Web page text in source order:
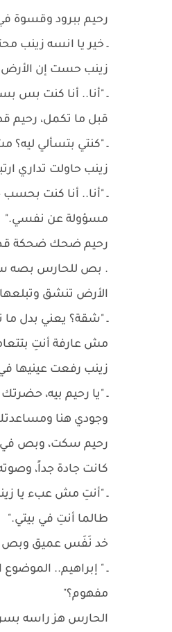
رحيم ببرود وقسوة
ـ خير يا انسه زينب
زينب حست إن الأرض
ـ "أنا.. أنا كنت بس
قبل ما تكمل، رحيم
ـ "كنتي بتسألي ليه؟
زينب حاولت تداري
ـ "أنا.. أنا كنت
مسؤولة عن نفسي."
رحيم ضحك ضحكة
. بص للحارس بصه
الأرض تنشق
ـ "شقة؟ يعني بدل ما
مش عارفة أنتِ
زينب رفعت عينيها في
ـ "يا رحيم بيه،
وجودي هنا
رحيم سكت، وبص في
كانت جادة جداً،
ـ "أنتِ مش عبء يا
طالما أنتِ في بيتي."
خد نَفَس عميق وبص
ـ " إبراهيم..
مفهوم؟"
الحارس هز راسه